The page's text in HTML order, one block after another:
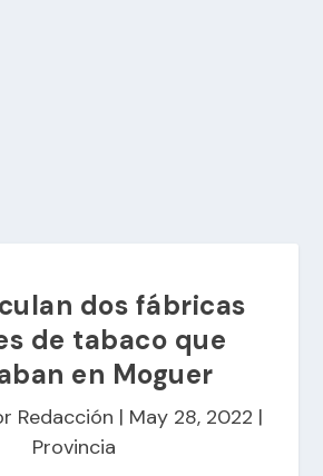
dos fábricas
de tabaco que
en Moguer
Redacción | May 28, 2022 |
Provincia